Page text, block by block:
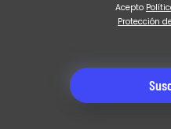
Acepto
Protección